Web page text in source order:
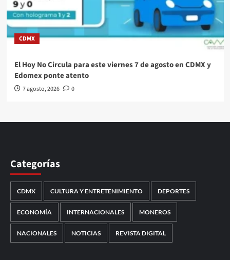
CDMX
El Hoy No Circula para este viernes 7 de agosto en CDMX y
Edomex ponte atento
7 agosto, 2026 0
Categorías
CDMX CULTURA Y ENTRETENIMIENTO DEPORTES
ECONOMÍA INTERNACIONALES MONEROS
NACIONALES NOTICIAS REVISTA DIGITAL